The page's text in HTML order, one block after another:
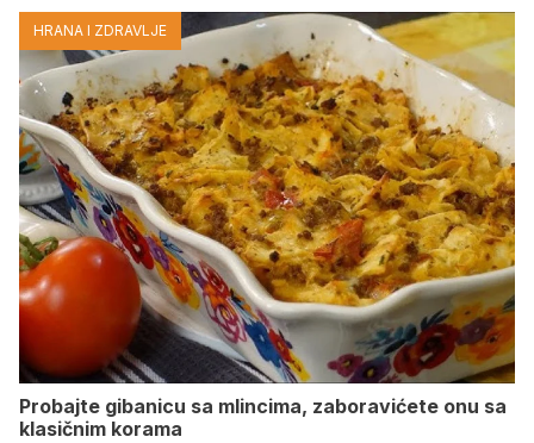
HRANA I ZDRAVLJE
Probajte gibanicu sa mlincima, zaboravićete onu sa
klasičnim korama